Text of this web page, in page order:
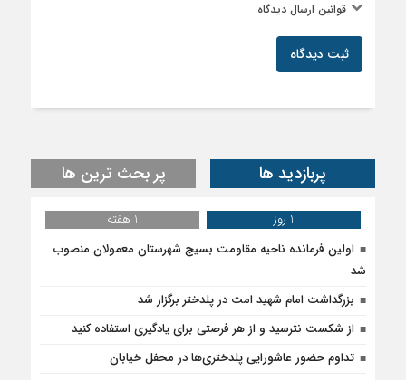
قوانین ارسال دیدگاه
ثبت دیدگاه
پربازدید ها پر بحث ترین ها
1 روز
1 هفته
اولین فرمانده ناحیه مقاومت بسیج شهرستان معمولان منصوب
شد
بزرگداشت امام شهید امت در پلدختر برگزار شد
از شکست نترسید و از هر فرصتی برای یادگیری استفاده کنید
تداوم حضور عاشورایی پلدختری‌ها در محفل خیابان